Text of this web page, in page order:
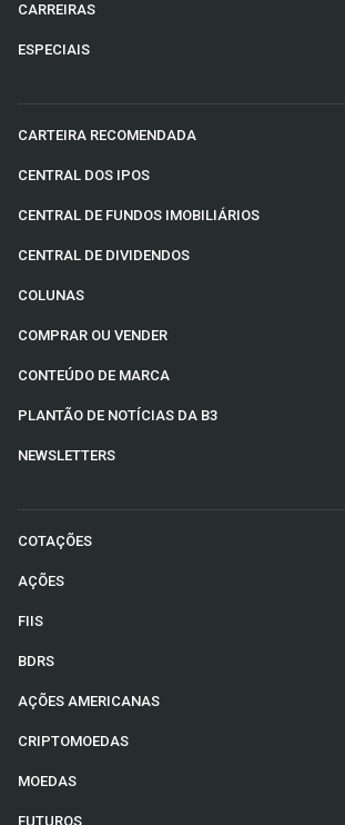
CARREIRAS
ESPECIAIS
CARTEIRA RECOMENDADA
CENTRAL DOS IPOS
CENTRAL DE FUNDOS IMOBILIÁRIOS
CENTRAL DE DIVIDENDOS
COLUNAS
COMPRAR OU VENDER
CONTEÚDO DE MARCA
PLANTÃO DE NOTÍCIAS DA B3
NEWSLETTERS
COTAÇÕES
AÇÕES
FIIS
BDRS
AÇÕES AMERICANAS
CRIPTOMOEDAS
MOEDAS
FUTUROS